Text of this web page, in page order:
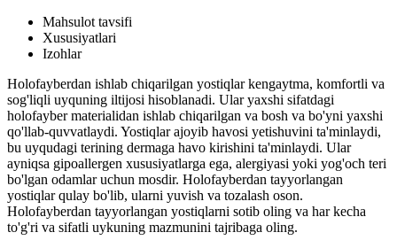
Mahsulot tavsifi
Xususiyatlari
Izohlar
Holofayberdan ishlab chiqarilgan yostiqlar kengaytma, komfortli va
sog'liqli uyquning iltijosi hisoblanadi. Ular yaxshi sifatdagi
holofayber materialidan ishlab chiqarilgan va bosh va bo'yni yaxshi
qo'llab-quvvatlaydi. Yostiqlar ajoyib havosi yetishuvini ta'minlaydi,
bu uyqudagi terining dermaga havo kirishini ta'minlaydi. Ular
ayniqsa gipoallergen xususiyatlarga ega, alergiyasi yoki yog'och teri
bo'lgan odamlar uchun mosdir. Holofayberdan tayyorlangan
yostiqlar qulay bo'lib, ularni yuvish va tozalash oson.
Holofayberdan tayyorlangan yostiqlarni sotib oling va har kecha
to'g'ri va sifatli uykuning mazmunini tajribaga oling.